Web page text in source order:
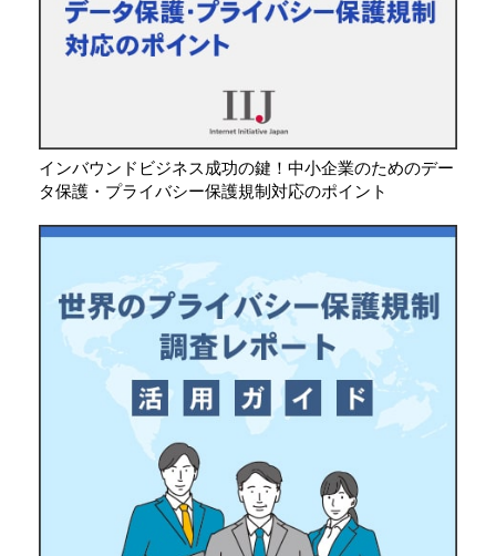
インバウンドビジネス成功の鍵！中小企業のためのデー
タ保護・プライバシー保護規制対応のポイント